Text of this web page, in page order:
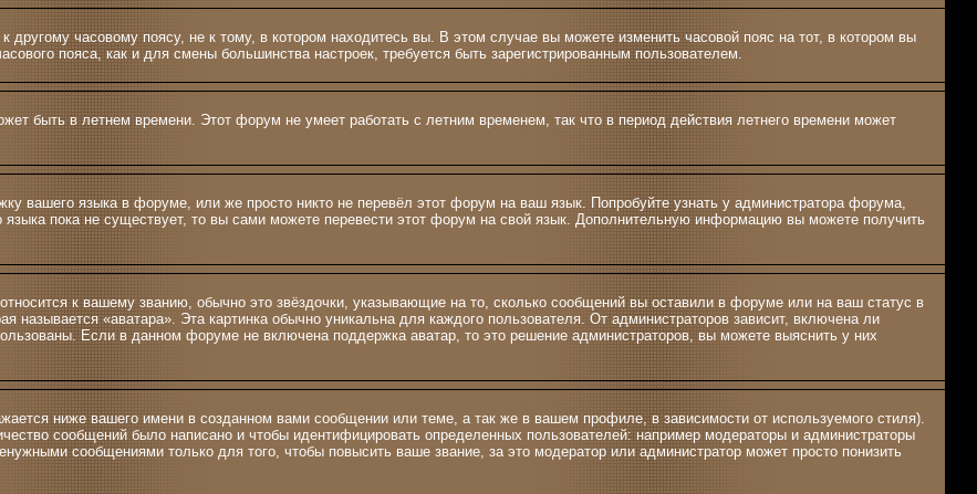
часовому поясу, не к тому, в котором находитесь вы. В этом случае вы можете изменить часовой пояс на тот, в котором вы
пояса, как и для смены большинства настроек, требуется быть зарегистрированным пользователем.
быть в летнем времени. Этот форум не умеет работать с летним временем, так что в период действия летнего времени может
вашего языка в форуме, или же просто никто не перевёл этот форум на ваш язык. Попробуйте узнать у администратора форума,
пока не существует, то вы сами можете перевести этот форум на свой язык. Дополнительную информацию вы можете получить
к вашему званию, обычно это звёздочки, указывающие на то, сколько сообщений вы оставили в форуме или на ваш статус в
«аватара». Эта картинка обычно уникальна для каждого пользователя. От администраторов зависит, включена ли
Если в данном форуме не включена поддержка аватар, то это решение администраторов, вы можете выяснить у них
ниже вашего имени в созданном вами сообщении или теме, а так же в вашем профиле, в зависимости от используемого стиля).
сообщений было написано и чтобы идентифицировать определенных пользователей: например модераторы и администраторы
сообщениями только для того, чтобы повысить ваше звание, за это модератор или администратор может просто понизить